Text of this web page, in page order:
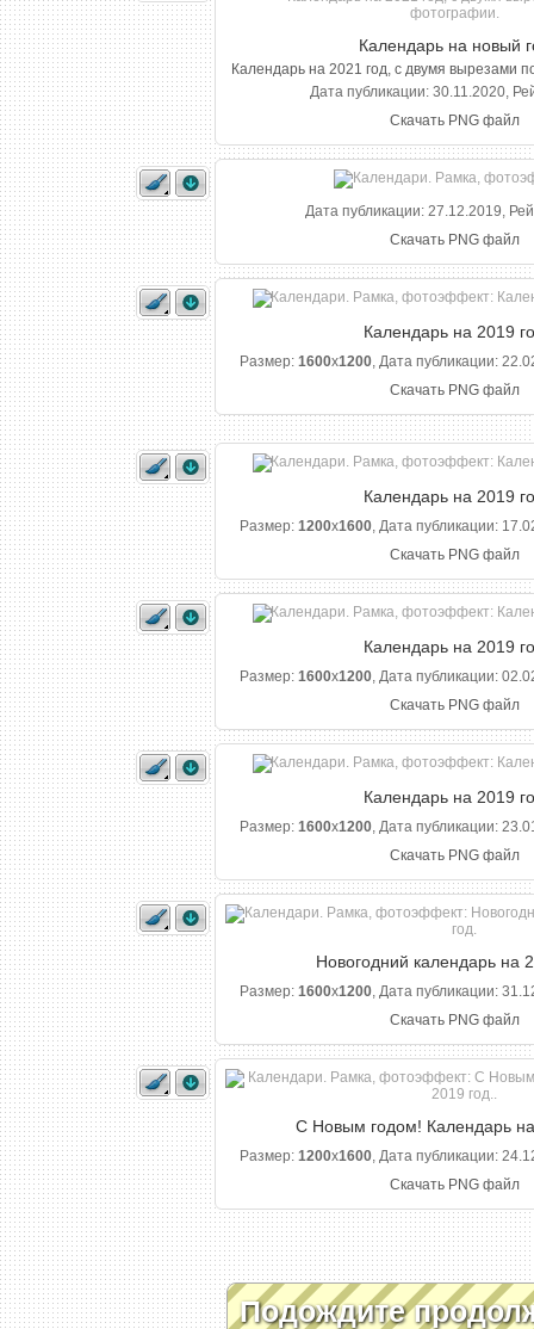
Календарь на новый
Календарь на 2021 год, с двумя вырезами
Дата публикации: 30.11.2020,
Скачать PNG файл
Дата публикации: 27.12.2019,
Скачать PNG файл
Календарь на 2019
Размер:1600x1200, Дата публикации:
Скачать PNG файл
Календарь на 2019
Размер:1200x1600, Дата публикации:
Скачать PNG файл
Календарь на 2019
Размер:1600x1200, Дата публикации:
Скачать PNG файл
Календарь на 2019
Размер:1600x1200, Дата публикации:
Скачать PNG файл
Новогодний календарь на
Размер:1600x1200, Дата публикации:
Скачать PNG файл
С Новым годом! Календарь
Размер:1200x1600, Дата публикации:
Скачать PNG файл
Подождите